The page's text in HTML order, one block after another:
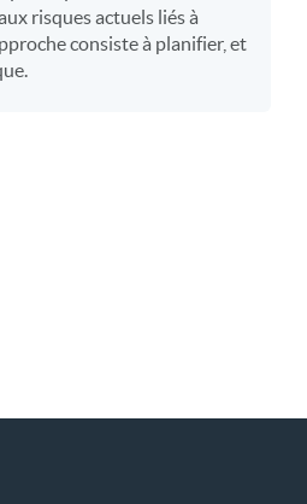
risques actuels liés à
consiste à planifier, et
X